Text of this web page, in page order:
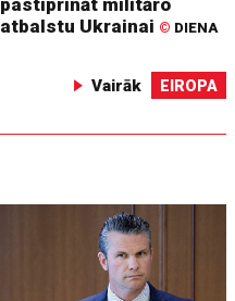
atbalstu Ukrainai © DIENA
Vairāk EIROPA